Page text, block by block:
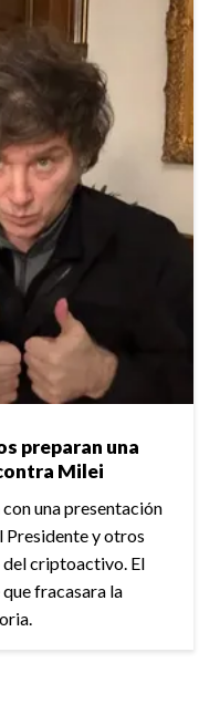
preparan una
Milei
una presentación
Presidente y otros
del criptoactivo. El
fracasara la